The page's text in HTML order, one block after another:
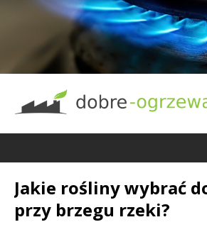
Jakie rośliny wybrać
przy brzegu rzeki?